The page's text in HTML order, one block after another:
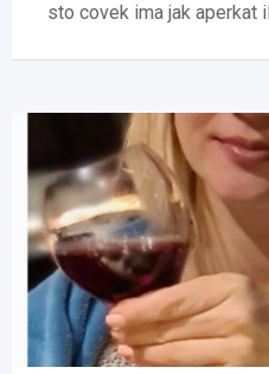
sto covek ima jak aperkat